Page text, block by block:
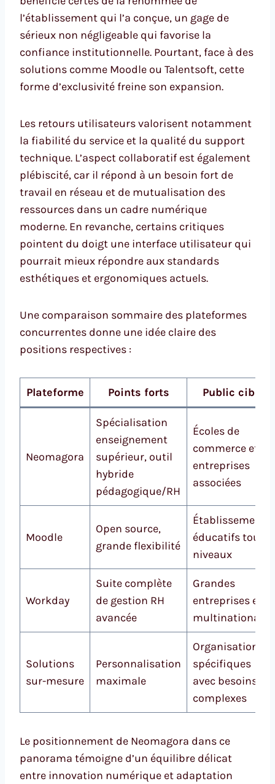
l’établissement qui l’a conçue, un gage de
sérieux non négligeable qui favorise la
confiance institutionnelle. Pourtant, face à des
solutions comme Moodle ou Talentsoft, cette
forme d’exclusivité freine son expansion.
Les retours utilisateurs valorisent notamment
la fiabilité du service et la qualité du support
technique. L’aspect collaboratif est également
plébiscité, car il répond à un besoin fort de
travail en réseau et de mutualisation des
ressources dans un cadre numérique
moderne. En revanche, certains critiques
pointent du doigt une interface utilisateur qui
pourrait mieux répondre aux standards
esthétiques et ergonomiques actuels.
Une comparaison sommaire des plateformes
concurrentes donne une idée claire des
positions respectives :
Plateforme Points forts Public cible
Neomagora
Spécialisation
enseignement
supérieur, outil
hybride
pédagogique/RH
Écoles de
commerce et
entreprises
associées
Moodle
Open source,
grande flexibilité
Établissements
éducatifs tous
niveaux
Workday
Suite complète
de gestion RH
avancée
Grandes
entreprises et
multinationales
Solutions
sur-mesure
Personnalisation
maximale
Organisations
spécifiques
avec besoins
complexes
Le positionnement de Neomagora dans ce
panorama témoigne d’un équilibre délicat
entre innovation numérique et adaptation